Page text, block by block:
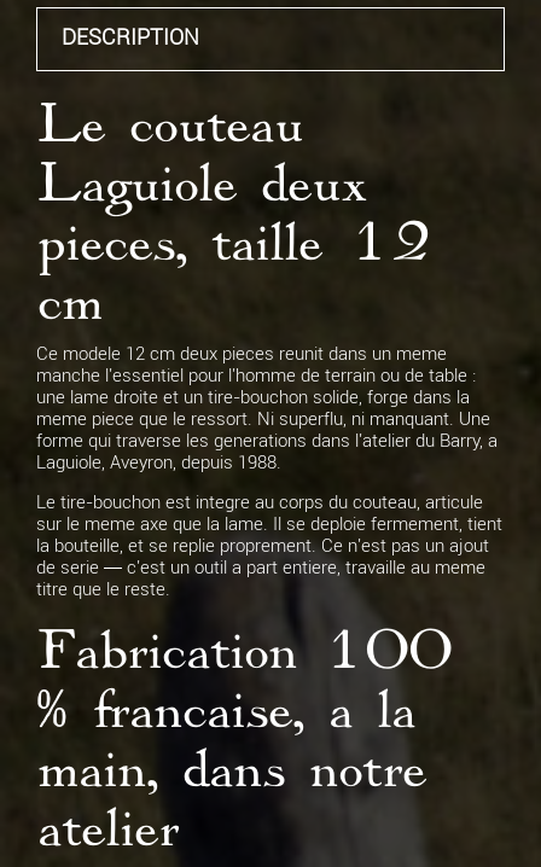
Abeille
contacter pour plus d'informations sur les abeilles
personnalisées.
Forgée
Gravure Ressort
validation de votre commande.
Aucune
Gravure Lame
Gravure lame
DESCRIPTION
Le couteau
Laguiole deux
pieces, taille 12
cm
Ce modele 12 cm deux pieces reunit dans un meme
manche l'essentiel pour l'homme de terrain ou de table :
une lame droite et un tire-bouchon solide, forge dans la
meme piece que le ressort. Ni superflu, ni manquant. Une
forme qui traverse les generations dans l'atelier du Barry, a
Laguiole, Aveyron, depuis 1988.
Le tire-bouchon est integre au corps du couteau, articule
sur le meme axe que la lame. Il se deploie fermement, tient
la bouteille, et se replie proprement. Ce n'est pas un ajout
de serie — c'est un outil a part entiere, travaille au meme
titre que le reste.
Fabrication 100
% francaise, a la
main, dans notre
atelier